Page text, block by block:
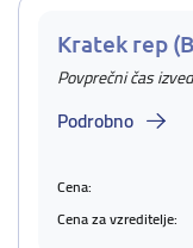
Kratek rep
Povprečni čas
Podrobno
Cena:
Cena za vzreditelje: